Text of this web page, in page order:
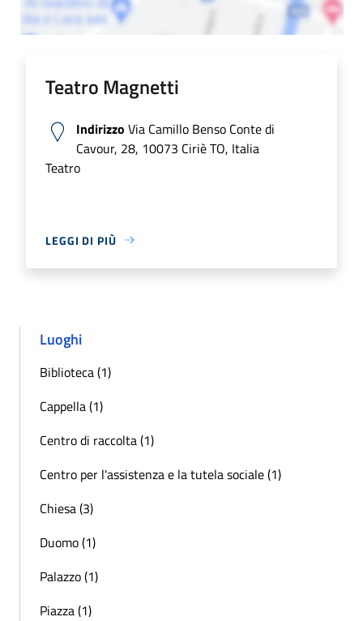
Teatro Magnetti
Indirizzo Via Camillo Benso Conte di
Cavour, 28, 10073 Ciriè TO, Italia
Teatro
LEGGI DI PIÙ
Luoghi
Biblioteca (1)
Cappella (1)
Centro di raccolta (1)
Centro per l'assistenza e la tutela sociale (1)
Chiesa (3)
Duomo (1)
Palazzo (1)
Piazza (1)